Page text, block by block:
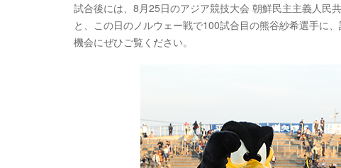
試合後には、8月25日のアジア競技大会 朝鮮民主主義人民
と、この日のノルウェー戦で100試合目の熊谷紗希選手に
機会にぜひご覧ください。